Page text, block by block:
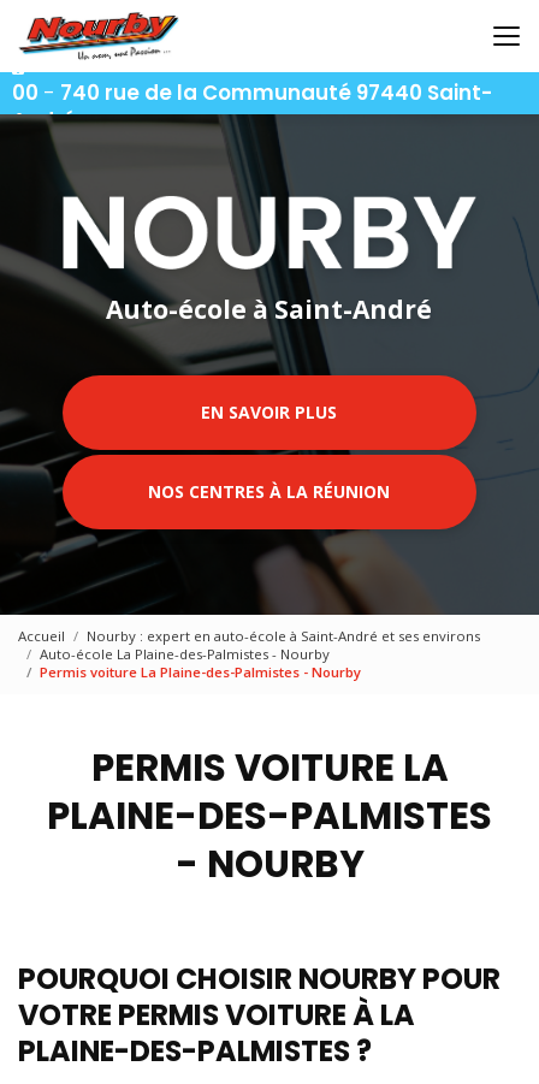
contenu
principal
06 92 92 25 51-06 92 62 62 91-06 92 94 94
00 - 740 rue de la Communauté 97440 Saint-
André
Auto-école à Saint-André
EN SAVOIR PLUS
NOS CENTRES À LA RÉUNION
Accueil
Nourby : expert en auto-école à Saint-André et ses environs
Auto-école La Plaine-des-Palmistes - Nourby
Permis voiture La Plaine-des-Palmistes - Nourby
PERMIS VOITURE LA
PLAINE-DES-PALMISTES
- NOURBY
POURQUOI CHOISIR NOURBY POUR
VOTRE PERMIS VOITURE À LA
PLAINE-DES-PALMISTES ?